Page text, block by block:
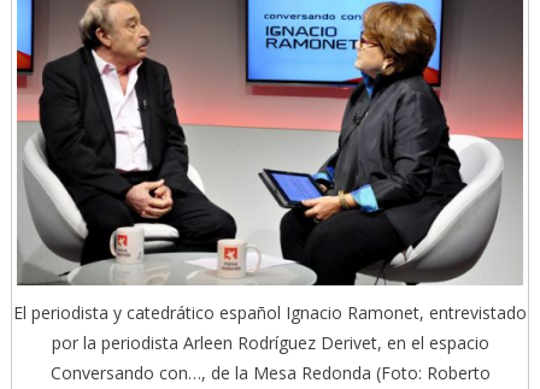
El periodista y catedrático español Ignacio Ramonet, entrevistado
por la periodista Arleen Rodríguez Derivet, en el espacio
Conversando con…, de la Mesa Redonda (Foto: Roberto